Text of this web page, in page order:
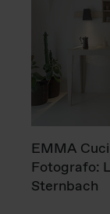
EMMA
Fotografo:
Sternbach